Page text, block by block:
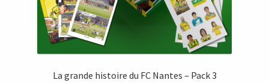
La grande histoire du FC Nantes – Pack 3